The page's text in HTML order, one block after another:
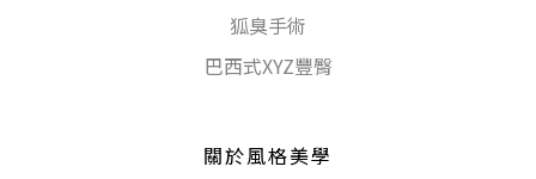
狐臭手術
巴西式XYZ豐臀
關於風格美學